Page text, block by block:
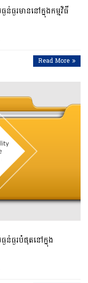
រមាននៅក្នុងកម្មវិធី
Read More
ងរបំផុតនៅក្នុង